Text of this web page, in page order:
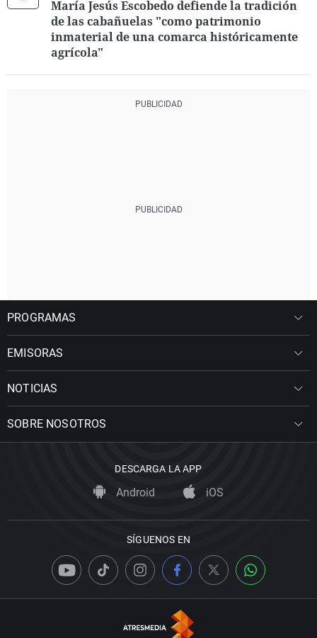
María Jesús Escobedo defiende la tradición
de las cabañuelas "como patrimonio
inmaterial de una comarca históricamente
agrícola"
PROGRAMAS
EMISORAS
NOTICIAS
SOBRE NOSOTROS
DESCARGA LA APP
Android iOS
SÍGUENOS EN